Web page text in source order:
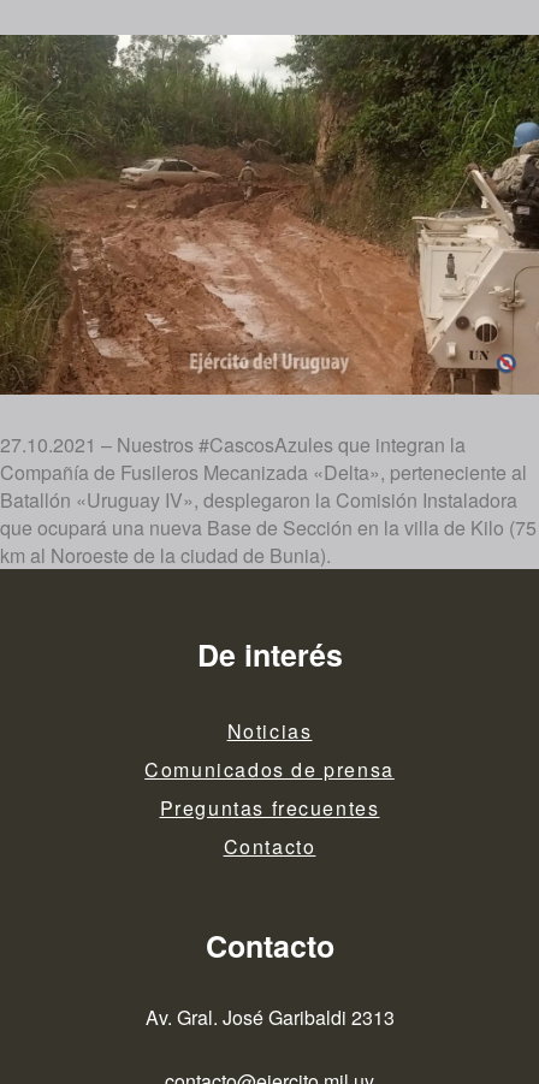
27.10.2021 – Nuestros #CascosAzules que integran la
Compañía de Fusileros Mecanizada «Delta», perteneciente al
Batallón «Uruguay IV», desplegaron la Comisión Instaladora
que ocupará una nueva Base de Sección en la villa de Kilo (75
km al Noroeste de la ciudad de Bunia).
De interés
Noticias
Comunicados de prensa
Preguntas frecuentes
Contacto
Contacto
Av. Gral. José Garibaldi 2313